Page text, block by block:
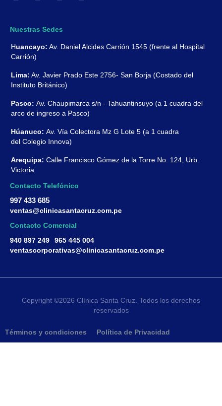
Nuestras Sedes
Huancayo: Av. Daniel Alcides Carrión 1545 (frente al Hospital
Carrión)
Lima: Av. Javier Prado Este 2756- San Borja (Costado del
Instituto Británico)
Pasco: Av. Chaupimarca s/n - Tahuantinsuyo (a 1 cuadra del
arco de ingreso a Pasco)
Húanuco: Av. Vía Colectora Mz G Lote 5 (a 1 cuadra
del Colegio Innova)
Arequipa: Calle Francisco Gómez de la Torre No. 124, Urb.
Victoria
Contacto Telefónico
997 433 685
ventas@clinicasantacruz.com.pe
Contacto Comercial
940 897 249
965 445 004
ventascorporativas@clinicasantacruz.com.pe
Copyright ©2026 Clínica Santa Cruz. Todos los derechos
reservados
Términos y condiciones Política de Privacidad